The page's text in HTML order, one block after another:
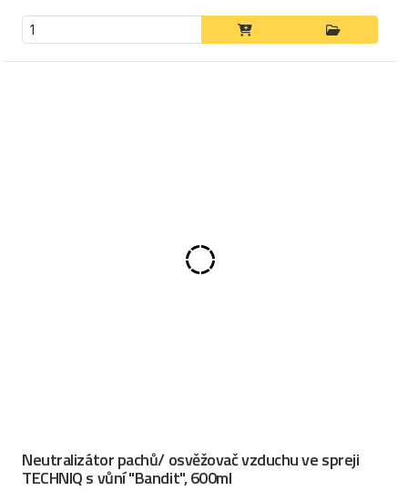
Neutralizátor pachů/ osvěžovač vzduchu ve spreji
TECHNIQ s vůní "Bandit", 600ml